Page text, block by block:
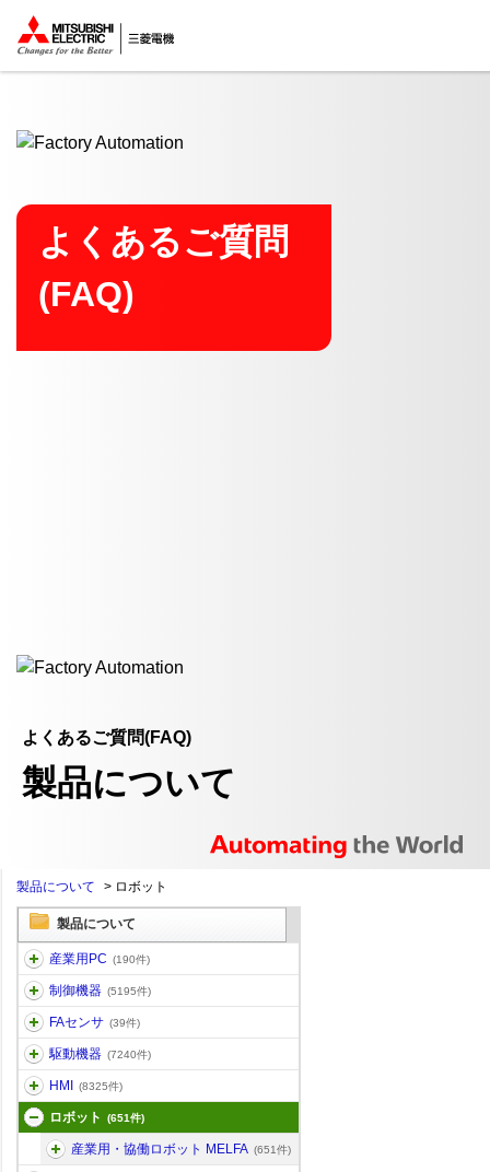
ここから本文
よくあるご質問
(FAQ)
よくあるご質問(FAQ)
製品について
製品について > ロボット
製品について
産業用PC (190件)
制御機器 (5195件)
FAセンサ (39件)
駆動機器 (7240件)
HMI (8325件)
ロボット (651件)
産業用・協働ロボット MELFA (651件)